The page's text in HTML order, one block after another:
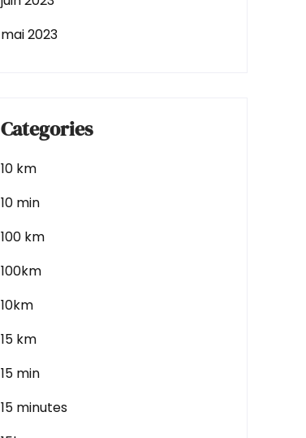
mai 2023
Categories
10 km
10 min
100 km
100km
10km
15 km
15 min
15 minutes